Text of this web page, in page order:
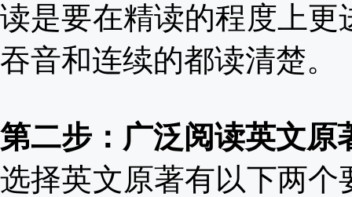
读是要在精读的程度上
吞音和连续的都读清楚。
第二步：广泛阅读英文原
选择英文原著有以下两个